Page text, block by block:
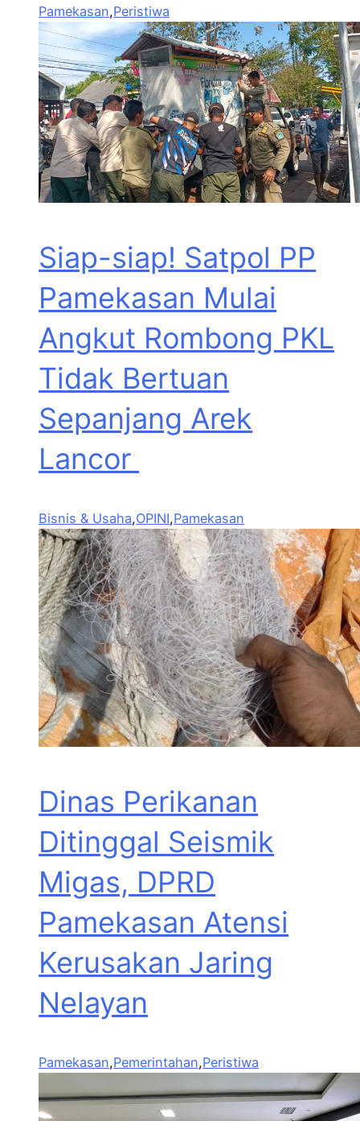
Pamekasan,Peristiwa
Siap-siap! Satpol PP
Pamekasan Mulai
Angkut Rombong PKL
Tidak Bertuan
Sepanjang Arek
Lancor
Bisnis & Usaha,OPINI,Pamekasan
Dinas Perikanan
Ditinggal Seismik
Migas, DPRD
Pamekasan Atensi
Kerusakan Jaring
Nelayan
Pamekasan,Pemerintahan,Peristiwa